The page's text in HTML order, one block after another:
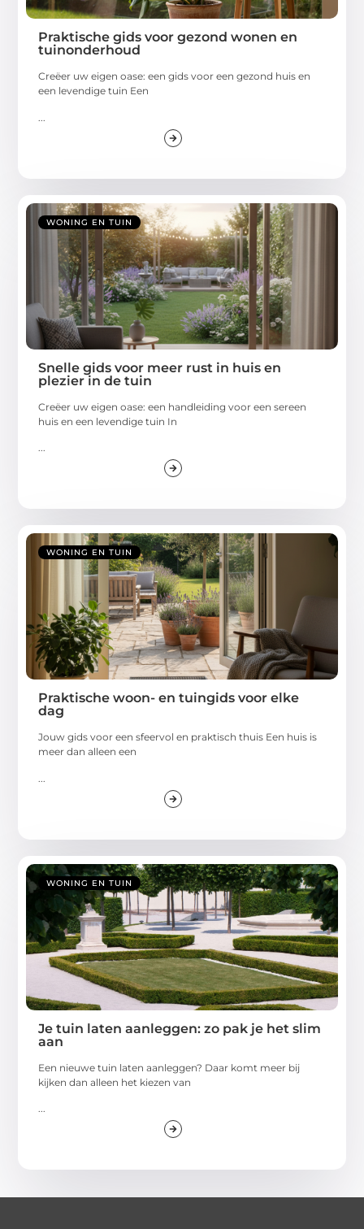
Praktische gids voor gezond wonen en
tuinonderhoud
Creëer uw eigen oase: een gids voor een gezond huis en
een levendige tuin Een
WONING EN TUIN
Snelle gids voor meer rust in huis en
plezier in de tuin
Creëer uw eigen oase: een handleiding voor een sereen
huis en een levendige tuin In
...
WONING EN TUIN
Praktische woon- en tuingids voor elke
dag
Jouw gids voor een sfeervol en praktisch thuis Een huis is
meer dan alleen een
WONING EN TUIN
Je tuin laten aanleggen: zo pak je het slim
aan
Een nieuwe tuin laten aanleggen? Daar komt meer bij
kijken dan alleen het kiezen van